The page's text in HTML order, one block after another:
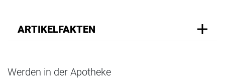
ARTIKELFAKTEN
Werden in der Apotheke